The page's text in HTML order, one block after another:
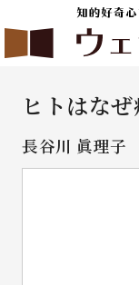
ヒトはな
長谷川 眞理子